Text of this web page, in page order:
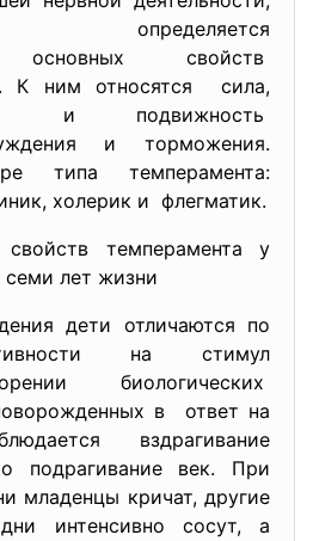
основных свойств
К ним относятся сила,
и подвижность
и торможения.
типа темперамента:
холерик и флегматик.
свойств темперамента у
лет жизни
дети отличаются по
на стимул
биологических
в ответ на
вздрагивание
подрагивание век. При
младенцы кричат, другие
интенсивно сосут, а